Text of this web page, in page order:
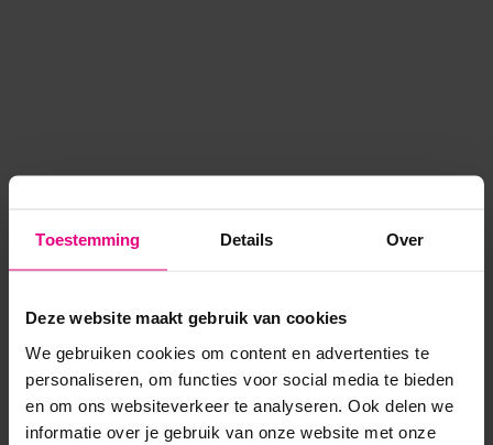
Toestemming Details Over
Deze website maakt gebruik van cookies
We gebruiken cookies om content en advertenties te
personaliseren, om functies voor social media te bieden
en om ons websiteverkeer te analyseren. Ook delen we
informatie over je gebruik van onze website met onze